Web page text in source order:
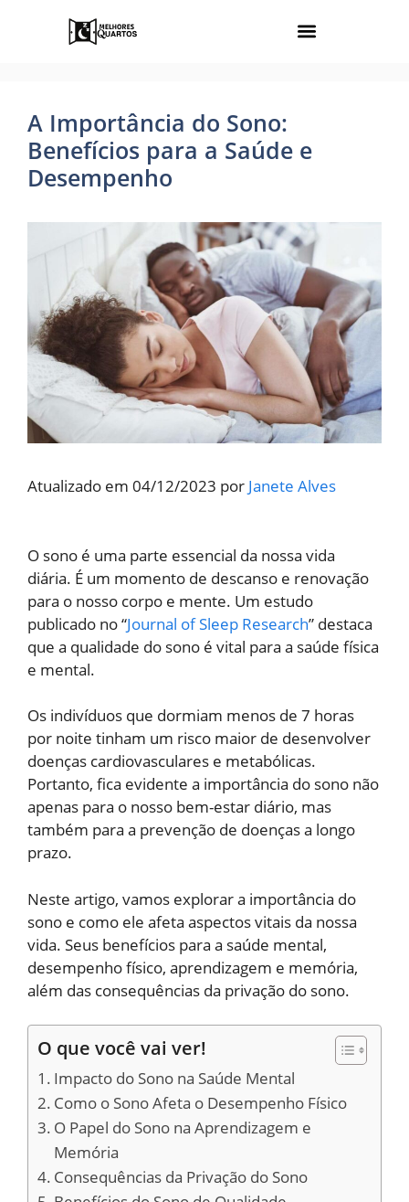
A Importância do Sono:
Benefícios para a Saúde e
Desempenho
Atualizado em 04/12/2023 por Janete Alves
O sono é uma parte essencial da nossa vida
diária. É um momento de descanso e renovação
para o nosso corpo e mente. Um estudo
publicado no “Journal of Sleep Research” destaca
que a qualidade do sono é vital para a saúde física
e mental.
Os indivíduos que dormiam menos de 7 horas
por noite tinham um risco maior de desenvolver
doenças cardiovasculares e metabólicas.
Portanto, fica evidente a importância do sono não
apenas para o nosso bem-estar diário, mas
também para a prevenção de doenças a longo
prazo.
Neste artigo, vamos explorar a importância do
sono e como ele afeta aspectos vitais da nossa
vida. Seus benefícios para a saúde mental,
desempenho físico, aprendizagem e memória,
além das consequências da privação do sono.
O que você vai ver!
Impacto do Sono na Saúde Mental
Como o Sono Afeta o Desempenho Físico
O Papel do Sono na Aprendizagem e
Memória
Consequências da Privação do Sono